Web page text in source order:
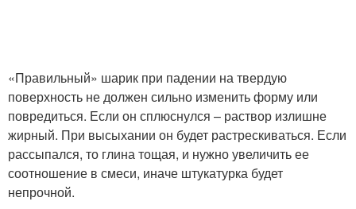
«Правильный» шарик при падении на твердую
поверхность не должен сильно изменить форму или
повредиться. Если он сплюснулся – раствор излишне
жирный. При высыхании он будет растрескиваться. Если
рассыпался, то глина тощая, и нужно увеличить ее
соотношение в смеси, иначе штукатурка будет
непрочной.